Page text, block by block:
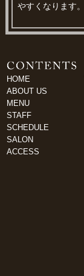
やすくなります。
HOME
ABOUT US
MENU
STAFF
SCHEDULE
SALON
ACCESS